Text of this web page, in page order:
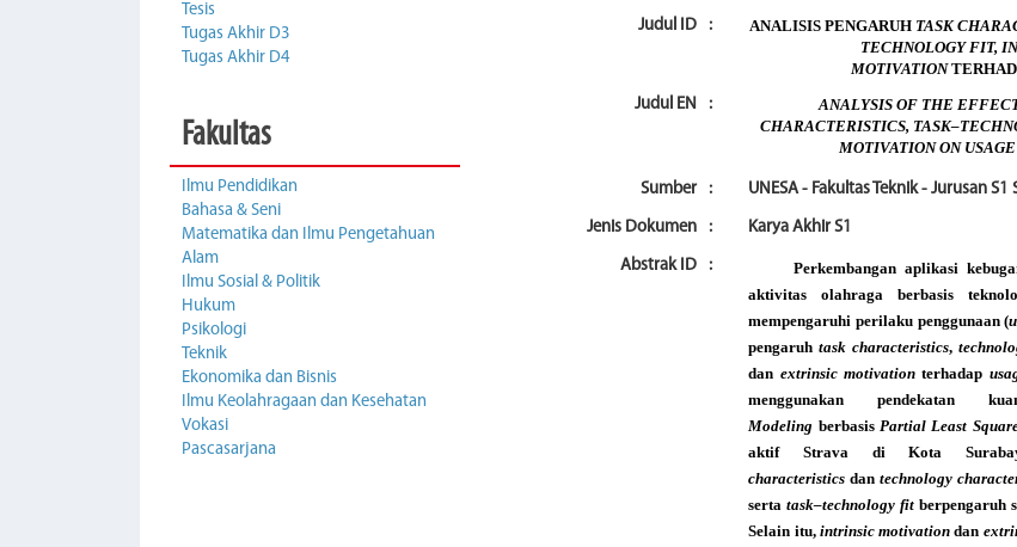
Tesis
Tugas Akhir D3
Tugas Akhir D4
Fakultas
Ilmu Pendidikan
Bahasa & Seni
Matematika dan Ilmu Pengetahuan
Alam
Ilmu Sosial & Politik
Hukum
Psikologi
Teknik
Ekonomika dan Bisnis
Ilmu Keolahragaan dan Kesehatan
Vokasi
Pascasarjana
Judul ID : ANALISIS PENGARUH TASK
TECHNOLOGY FIT,
MOTIVATION
Judul EN
:
ANALYSIS OF THE
CHARACTERISTICS,
MOTIVATION ON
Sumber : UNESA - Fakultas Teknik - Jurusan
Jenis Dokumen : Karya Akhir S1
Abstrak ID :
Perkembangan aplikasi
aktivitas olahraga berbasis
mempengaruhi perilaku penggunaan (
pengaruhtask characteristics,
dan extrinsic motivation terhadap
menggunakan pendekatan
Modeling berbasisPartial Least
aktif Strava di Kota
characteristics dantechnology
sertatask–technology fit berpengaruh
Selain itu, intrinsic motivationdan